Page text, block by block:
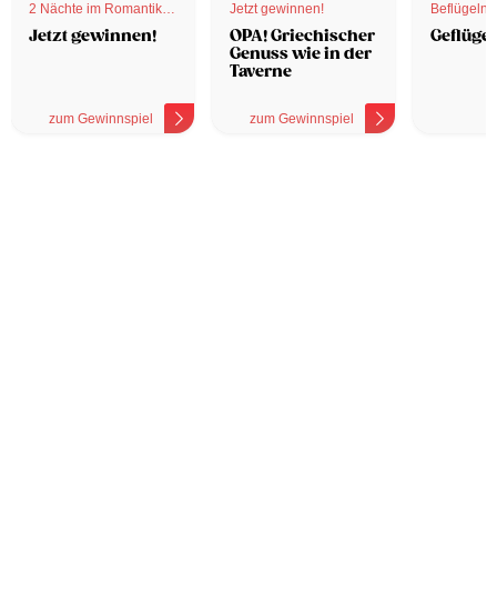
2 Nächte im Romantik
Hotel
Jetzt gewinnen!
zum Gewinnspiel
Jetzt gewinnen!
OPA! Griechischer
Genuss wie in der
Taverne
zum Gewinnspiel